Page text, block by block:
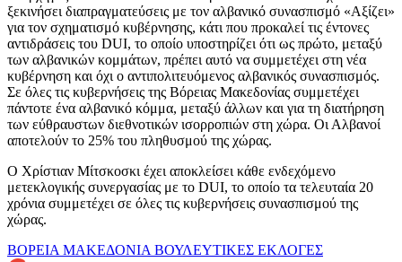
ξεκινήσει διαπραγματεύσεις με τον αλβανικό συνασπισμό «Αξίζει»
για τον σχηματισμό κυβέρνησης, κάτι που προκαλεί τις έντονες
αντιδράσεις του DUI, το οποίο υποστηρίζει ότι ως πρώτο, μεταξύ
των αλβανικών κομμάτων, πρέπει αυτό να συμμετέχει στη νέα
κυβέρνηση και όχι ο αντιπολιτευόμενος αλβανικός συνασπισμός.
Σε όλες τις κυβερνήσεις της Βόρειας Μακεδονίας συμμετέχει
πάντοτε ένα αλβανικό κόμμα, μεταξύ άλλων και για τη διατήρηση
των εύθραυστων διεθνοτικών ισορροπιών στη χώρα. Οι Αλβανοί
αποτελούν το 25% του πληθυσμού της χώρας.
Ο Χρίστιαν Μίτσκοσκι έχει αποκλείσει κάθε ενδεχόμενο
μετεκλογικής συνεργασίας με το DUI, το οποίο τα τελευταία 20
χρόνια συμμετέχει σε όλες τις κυβερνήσεις συνασπισμού της
χώρας.
ΒΟΡΕΙΑ ΜΑΚΕΔΟΝΙΑ ΒΟΥΛΕΥΤΙΚΕΣ ΕΚΛΟΓΕΣ